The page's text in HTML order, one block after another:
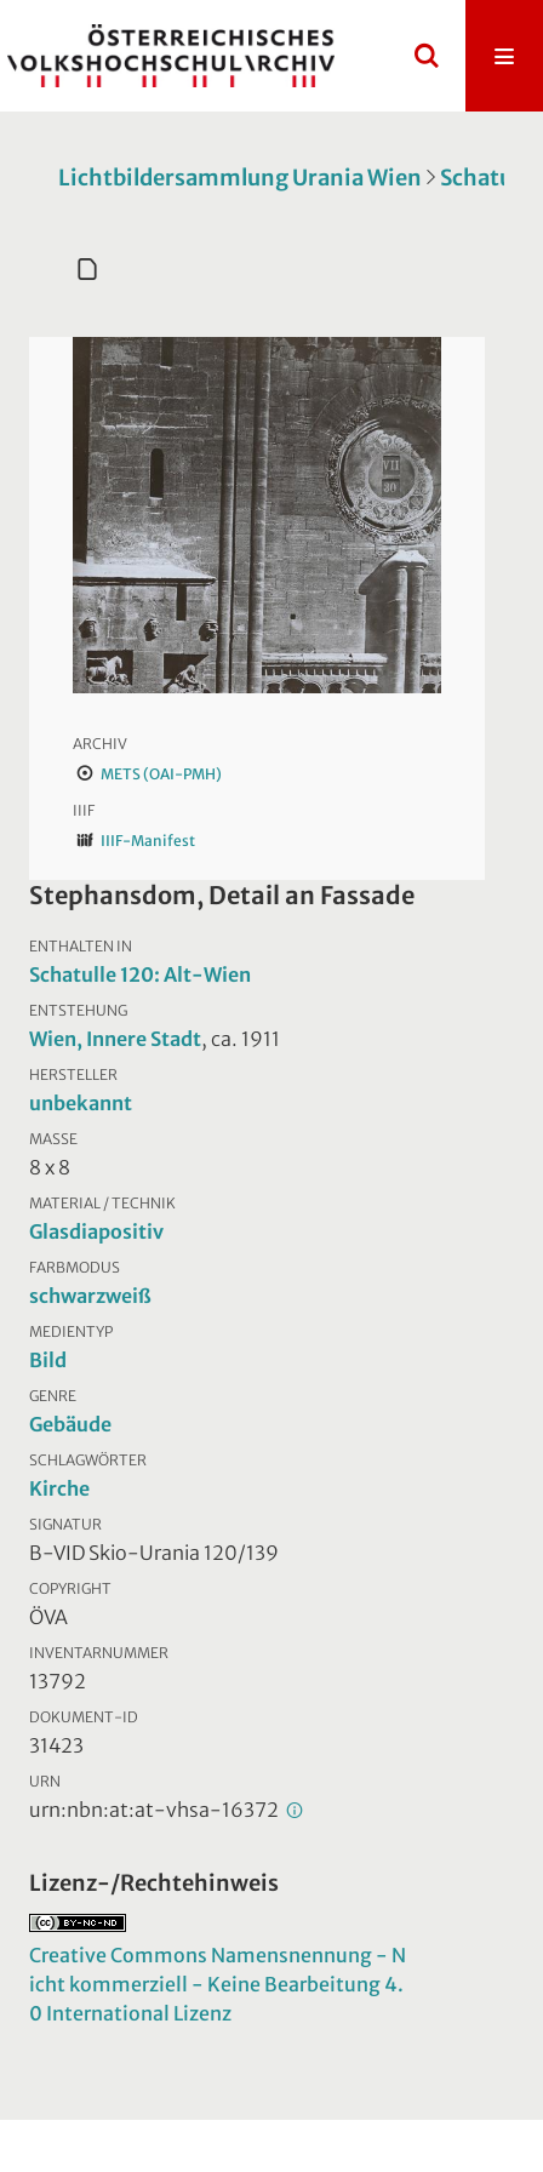
Lichtbildersammlung Urania Wien
ARCHIV
METS (OAI-PMH)
IIIF
IIIF-Manifest
Stephansdom, Detail an Fassade
ENTHALTEN IN
Schatulle 120: Alt-Wien
ENTSTEHUNG
Wien, Innere Stadt, ca. 1911
HERSTELLER
unbekannt
MASSE
8 x 8
MATERIAL / TECHNIK
Glasdiapositiv
FARBMODUS
schwarzweiß
MEDIENTYP
Bild
GENRE
Gebäude
SCHLAGWÖRTER
Kirche
SIGNATUR
B-VID Skio-Urania 120/139
COPYRIGHT
ÖVA
INVENTARNUMMER
13792
DOKUMENT-ID
31423
URN
urn:nbn:at:at-vhsa-16372
Lizenz-/Rechtehinweis
Creative Commons Namensnennung - N
icht kommerziell - Keine Bearbeitung 4.
0 International Lizenz